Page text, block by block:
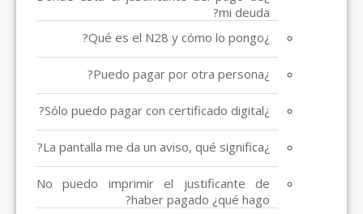
mi deuda?
¿Qué es el N28 y cómo lo pongo?
¿Puedo pagar por otra persona?
¿Sólo puedo pagar con certificado digital?
¿La pantalla me da un aviso, qué significa?
No puedo imprimir el justificante de
haber pagado ¿qué hago?